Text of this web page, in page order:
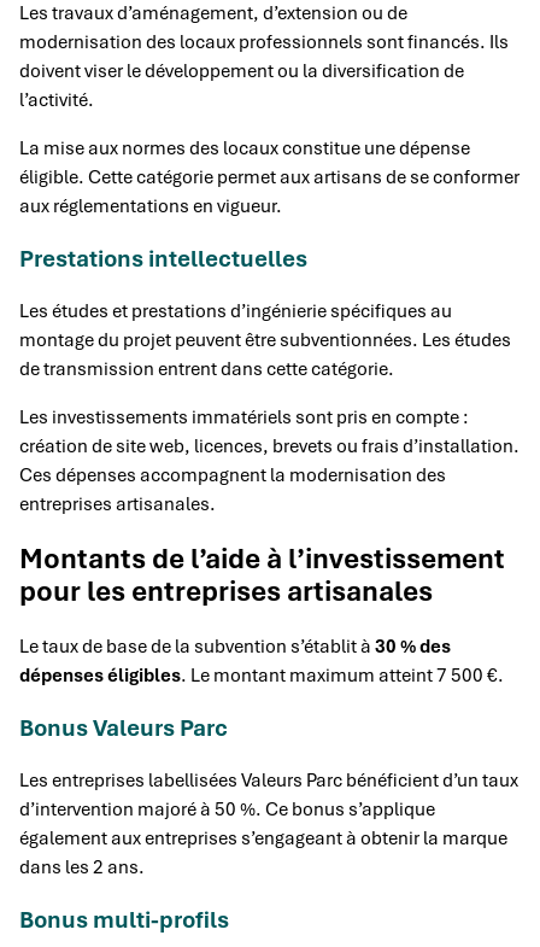
Les travaux d’aménagement, d’extension ou de
modernisation des locaux professionnels sont financés. Ils
doivent viser le développement ou la diversification de
l’activité.
La mise aux normes des locaux constitue une dépense
éligible. Cette catégorie permet aux artisans de se conformer
aux réglementations en vigueur.
Prestations intellectuelles
Les études et prestations d’ingénierie spécifiques au
montage du projet peuvent être subventionnées. Les études
de transmission entrent dans cette catégorie.
Les investissements immatériels sont pris en compte :
création de site web, licences, brevets ou frais d’installation.
Ces dépenses accompagnent la modernisation des
entreprises artisanales.
Montants de l’aide à l’investissement
pour les entreprises artisanales
Le taux de base de la subvention s’établit à 30 % des
dépenses éligibles. Le montant maximum atteint 7 500 €.
Bonus Valeurs Parc
Les entreprises labellisées Valeurs Parc bénéficient d’un taux
d’intervention majoré à 50 %. Ce bonus s’applique
également aux entreprises s’engageant à obtenir la marque
dans les 2 ans.
Bonus multi-profils